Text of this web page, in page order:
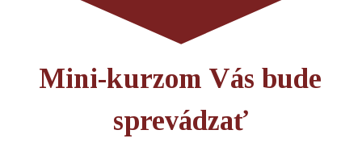
Mini-kurzom Vás bude
sprevádzať